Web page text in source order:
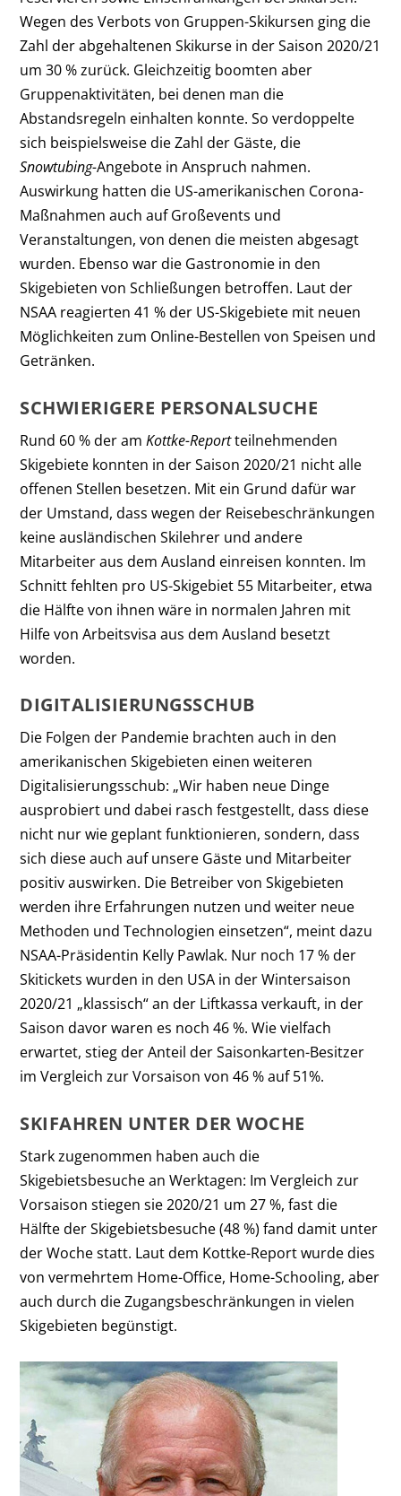
Wegen des Verbots von Gruppen-Skikursen ging die
Zahl der abgehaltenen Skikurse in der Saison 2020/21
um 30 % zurück. Gleichzeitig boomten aber
Gruppenaktivitäten, bei denen man die
Abstandsregeln einhalten konnte. So verdoppelte
sich beispielsweise die Zahl der Gäste, die
Snowtubing-Angebote in Anspruch nahmen.
Auswirkung hatten die US-amerikanischen Corona-
Maßnahmen auch auf Großevents und
Veranstaltungen, von denen die meisten abgesagt
wurden. Ebenso war die Gastronomie in den
Skigebieten von Schließungen betroffen. Laut der
NSAA reagierten 41 % der US-Skigebiete mit neuen
Möglichkeiten zum Online-Bestellen von Speisen und
Getränken.
SCHWIERIGERE PERSONALSUCHE
Rund 60 % der amKottke-Reportteilnehmenden
Skigebiete konnten in der Saison 2020/21 nicht alle
offenen Stellen besetzen. Mit ein Grund dafür war
der Umstand, dass wegen der Reisebeschränkungen
keine ausländischen Skilehrer und andere
Mitarbeiter aus dem Ausland einreisen konnten. Im
Schnitt fehlten pro US-Skigebiet 55 Mitarbeiter, etwa
die Hälfte von ihnen wäre in normalen Jahren mit
Hilfe von Arbeitsvisa aus dem Ausland besetzt
worden.
DIGITALISIERUNGSSCHUB
Die Folgen der Pandemie brachten auch in den
amerikanischen Skigebieten einen weiteren
Digitalisierungsschub: „Wir haben neue Dinge
ausprobiert und dabei rasch festgestellt, dass diese
nicht nur wie geplant funktionieren, sondern, dass
sich diese auch auf unsere Gäste und Mitarbeiter
positiv auswirken. Die Betreiber von Skigebieten
werden ihre Erfahrungen nutzen und weiter neue
Methoden und Technologien einsetzen“, meint dazu
NSAA-Präsidentin Kelly Pawlak. Nur noch 17 % der
Skitickets wurden in den USA in der Wintersaison
2020/21 „klassisch“ an der Liftkassa verkauft, in der
Saison davor waren es noch 46 %. Wie vielfach
erwartet, stieg der Anteil der Saisonkarten-Besitzer
im Vergleich zur Vorsaison von 46 % auf 51%.
SKIFAHREN UNTER DER WOCHE
Stark zugenommen haben auch die
Skigebietsbesuche an Werktagen: Im Vergleich zur
Vorsaison stiegen sie 2020/21 um 27 %, fast die
Hälfte der Skigebietsbesuche (48 %) fand damit unter
der Woche statt. Laut dem Kottke-Report wurde dies
von vermehrtem Home-Office, Home-Schooling, aber
auch durch die Zugangsbeschränkungen in vielen
Skigebieten begünstigt.